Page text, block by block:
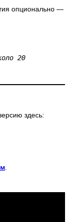
опционально —
20
здесь:
.